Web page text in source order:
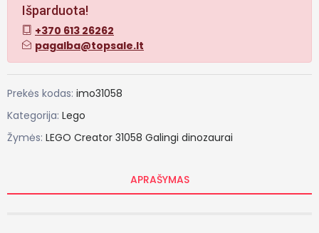
Išparduota!
+370 613 26262
pagalba@topsale.lt
Prekės kodas: imo31058
Kategorija: Lego
Žymės: LEGO Creator 31058 Galingi dinozaurai
APRAŠYMAS